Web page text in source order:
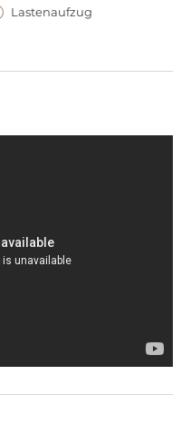
der unterschiedlichen
Lastenaufzug